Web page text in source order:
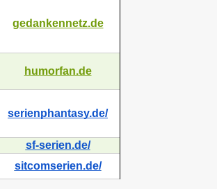
gedankennetz.de
humorfan.de
serienphantasy.de/
sf-serien.de/
sitcomserien.de/